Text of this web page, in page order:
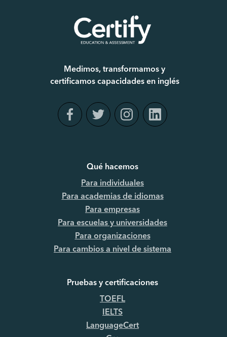
Medimos, transformamos y
certificamos capacidades en inglés
Qué hacemos
Para individuales
Para academias de idiomas
Para empresas
Para escuelas y universidades
Para organizaciones
Para cambios a nivel de sistema
Pruebas y certificaciones
TOEFL
IELTS
LanguageCert